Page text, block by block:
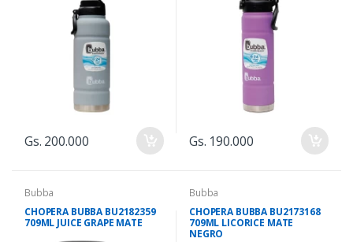
Gs. 200.000 Gs. 190.000
Bubba
CHOPERA BUBBA BU2182359
709ML JUICE GRAPE MATE
Bubba
CHOPERA BUBBA BU2173168
709ML LICORICE MATE
NEGRO